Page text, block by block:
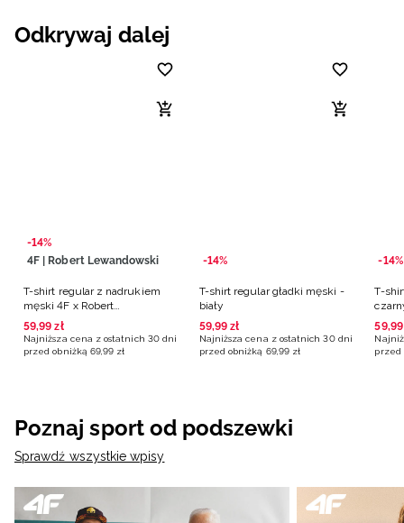
Odkrywaj dalej
-14%
4F | Robert Lewandowski
T-shirt regular z nadrukiem
męski 4F x Robert
Lewandowski - czarna
59,99 zł
Najniższa cena z ostatnich 30 dni
przed obniżką 69,99 zł
-14%
T-shirt regular gładki męski -
biały
59,99 zł
Najniższa cena z ostatnich 30 dni
przed obniżką 69,99 zł
-14%
T-
59,99
przed
Poznaj sport od podszewki
Sprawdź wszystkie wpisy